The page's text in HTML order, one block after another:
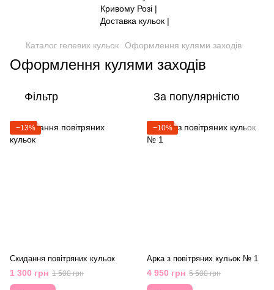
Каталог гелевих кульок Оформлення кулями заходів
Оформлення кулями заходів
Фільтр За популярністю
−13%
Скидання повітряних кульок
1 300 грн 1 500 грн
−10%
Арка з повітряних кульок № 1
4 950 грн 5 500 грн